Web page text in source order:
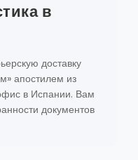
в
доставку
апостилем из
в Испании. Вам
документов